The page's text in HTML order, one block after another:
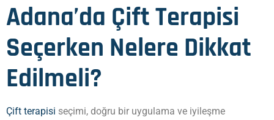
Adana’da Çift Terapisi
Seçerken Nelere Dikkat
Edilmeli?
Çift terapisi seçimi, doğru bir uygulama ve iyileşme